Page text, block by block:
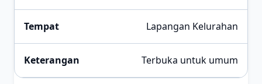
Lapangan Kelurahan
Terbuka untuk umum